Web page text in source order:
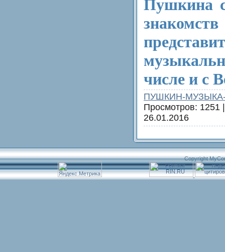
Пушкина
числе и с
ПУШКИН-
Просмотров:
26.01.2016
Copyright